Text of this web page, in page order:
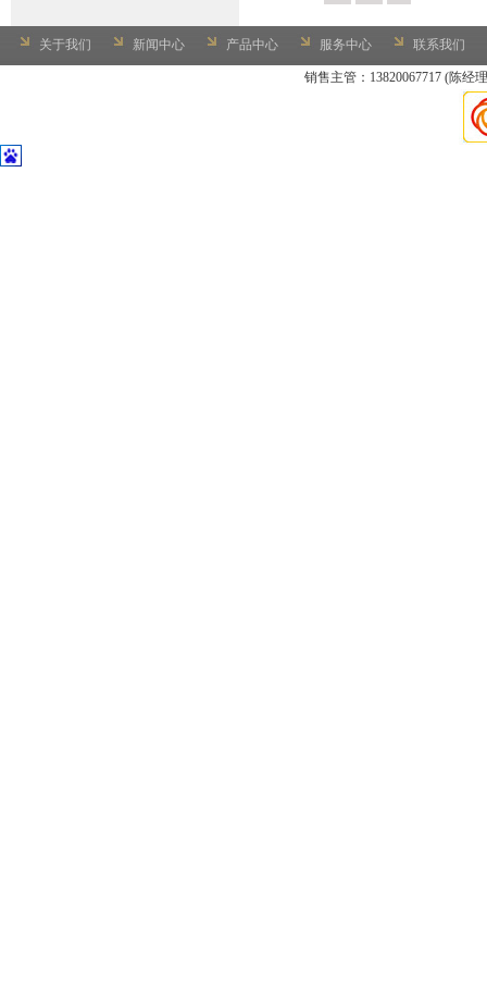
关于我们 新闻中心 产品中心 服务中心 联系我们
销售主管：13820067717 (陈